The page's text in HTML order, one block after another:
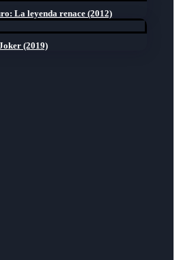
La leyenda renace (2012)
(2019)